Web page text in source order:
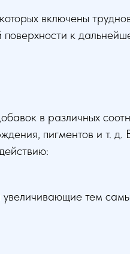
включены
поверхности к
в различных
пигментов и т. д.
тем